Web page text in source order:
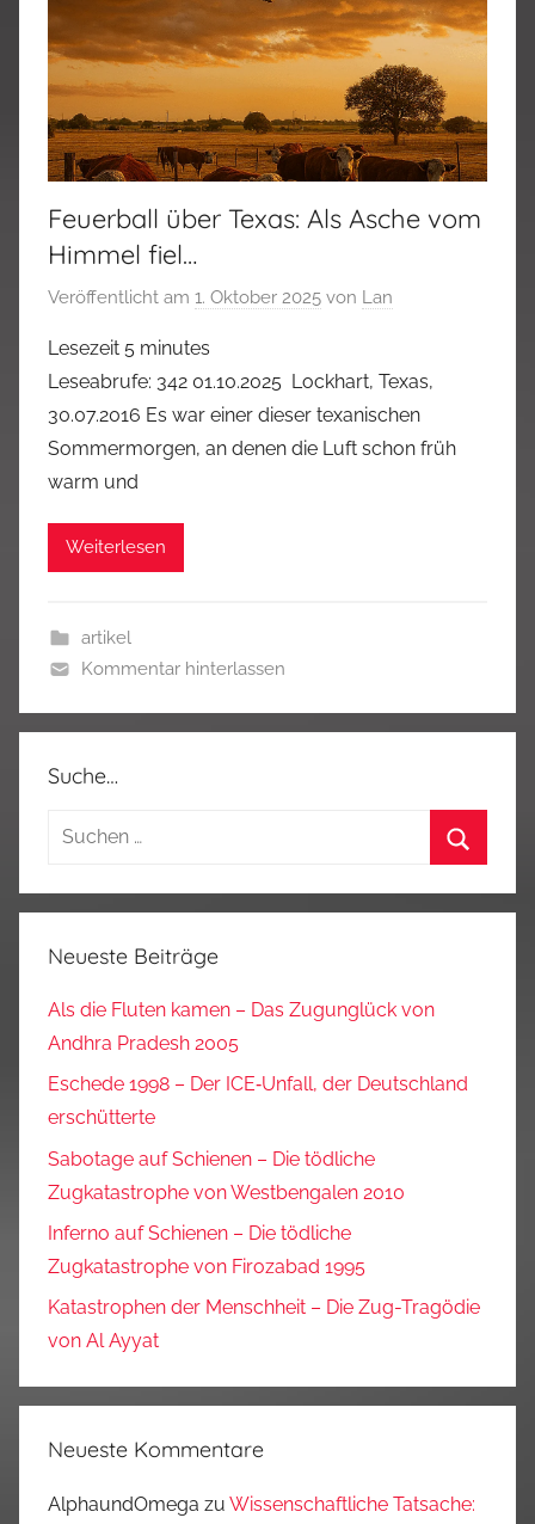
Feuerball über Texas: Als Asche vom
Himmel fiel…
Veröffentlicht am 1. Oktober 2025 von Lan
Lesezeit 5 minutes
Leseabrufe: 342 01.10.2025 Lockhart, Texas,
30.07.2016 Es war einer dieser texanischen
Sommermorgen, an denen die Luft schon früh
warm und
Weiterlesen
artikel
Kommentar hinterlassen
Suche…
Suchen
Neueste Beiträge
Als die Fluten kamen – Das Zugunglück von
Andhra Pradesh 2005
Eschede 1998 – Der ICE‑Unfall, der Deutschland
erschütterte
Sabotage auf Schienen – Die tödliche
Zugkatastrophe von Westbengalen 2010
Inferno auf Schienen – Die tödliche
Zugkatastrophe von Firozabad 1995
Katastrophen der Menschheit – Die Zug-Tragödie
von Al Ayyat
Neueste Kommentare
AlphaundOmega zu Wissenschaftliche Tatsache: